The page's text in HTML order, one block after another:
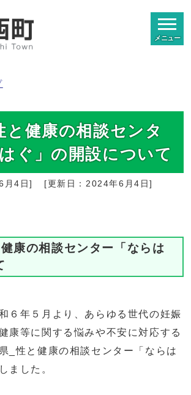
メニュー
と健康の相談センタ
ぐ」の開設について
月4日] [更新日： 2024年6月4日]
康の相談センター「ならは
６年５月より、あらゆる世代の妊娠
康等に関する悩みや不安に対応する
_性と健康の相談センター「ならは
ました。